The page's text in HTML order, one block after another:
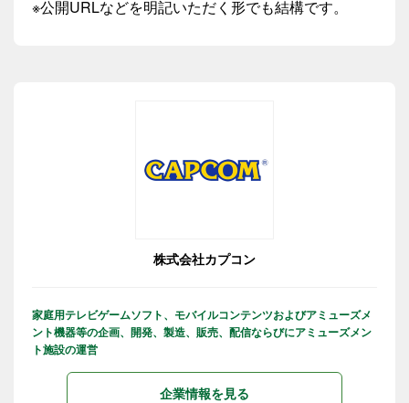
※公開URLなどを明記いただく形でも結構です。
株式会社カプコン
家庭用テレビゲームソフト、モバイルコンテンツおよびアミューズメ
ント機器等の企画、開発、製造、販売、配信ならびにアミューズメン
ト施設の運営
企業情報を見る